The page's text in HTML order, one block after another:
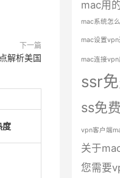
下一篇
解析美国
度
mac用
mac系统怎
mac设置vpn
mac连接vpn
ssr
ss免
vpn客户端
关于
您需要